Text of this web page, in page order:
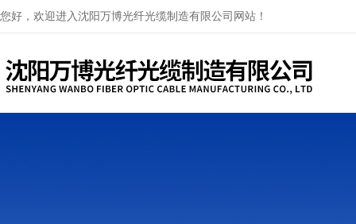
您好，欢迎进入沈阳万博光纤光缆制造有限公司网站！